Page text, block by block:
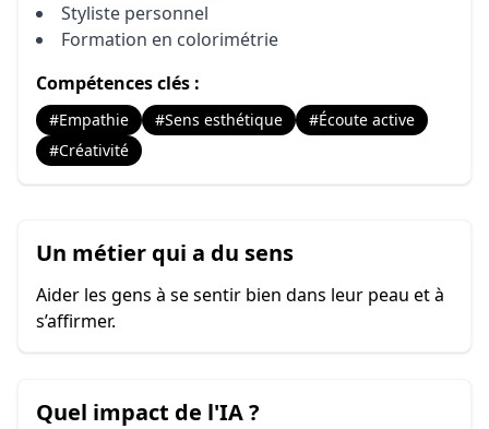
Styliste personnel
Formation en colorimétrie
Compétences clés :
#Empathie #Sens esthétique
#Écoute active
#Créativité
Un métier qui a du sens
Aider les gens à se sentir bien dans leur peau et à
s’affirmer.
Quel impact de l'IA ?